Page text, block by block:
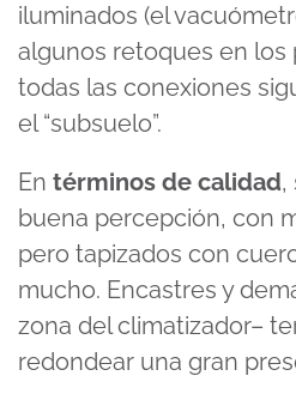
iluminados (el
algunos retoques en los
todas las conexiones
el “subsuelo”.
En términos de calidad,
buena percepción, con
pero tapizados con
mucho. Encastres y
zona del climatizador–
redondear una gran